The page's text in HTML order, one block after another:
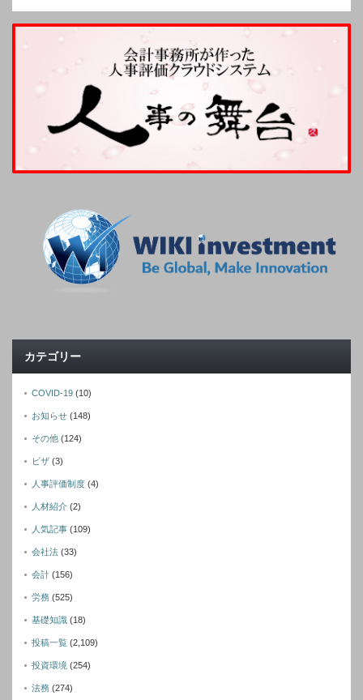
カテゴリー
COVID-19 (10)
お知らせ (148)
その他 (124)
ビザ (3)
人事評価制度 (4)
人材紹介 (2)
人気記事 (109)
会社法 (33)
会計 (156)
労務 (525)
基礎知識 (18)
投稿一覧 (2,109)
投資環境 (254)
法務 (274)